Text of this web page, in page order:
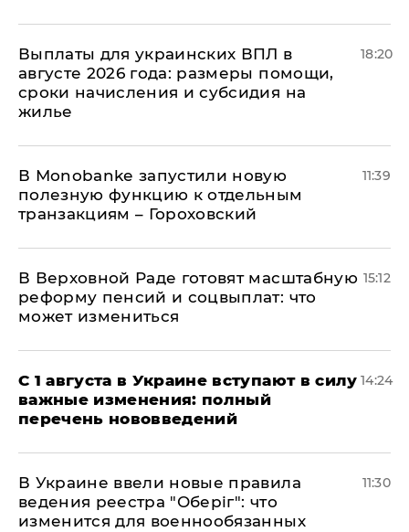
Выплаты для украинских ВПЛ в
августе 2026 года: размеры помощи,
сроки начисления и субсидия на
жилье
18:20
В Мonobankе запустили новую
полезную функцию к отдельным
транзакциям – Гороховский
11:39
В Верховной Раде готовят масштабную
реформу пенсий и соцвыплат: что
может измениться
15:12
С 1 августа в Украине вступают в силу
важные изменения: полный
перечень нововведений
14:24
В Украине ввели новые правила
ведения реестра "Оберіг": что
изменится для военнообязанных
11:30